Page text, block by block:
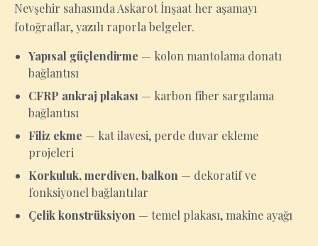
Nevşehir sahasında Askarot İnşaat her aşamayı
fotoğraflar, yazılı raporla belgeler.
Yapısal güçlendirme — kolon mantolama donatı
bağlantısı
CFRP ankraj plakası — karbon fiber sargılama
bağlantısı
Filiz ekme — kat ilavesi, perde duvar ekleme
projeleri
Korkuluk, merdiven, balkon — dekoratif ve
fonksiyonel bağlantılar
Çelik konstrüksiyon — temel plakası, makine ayağı